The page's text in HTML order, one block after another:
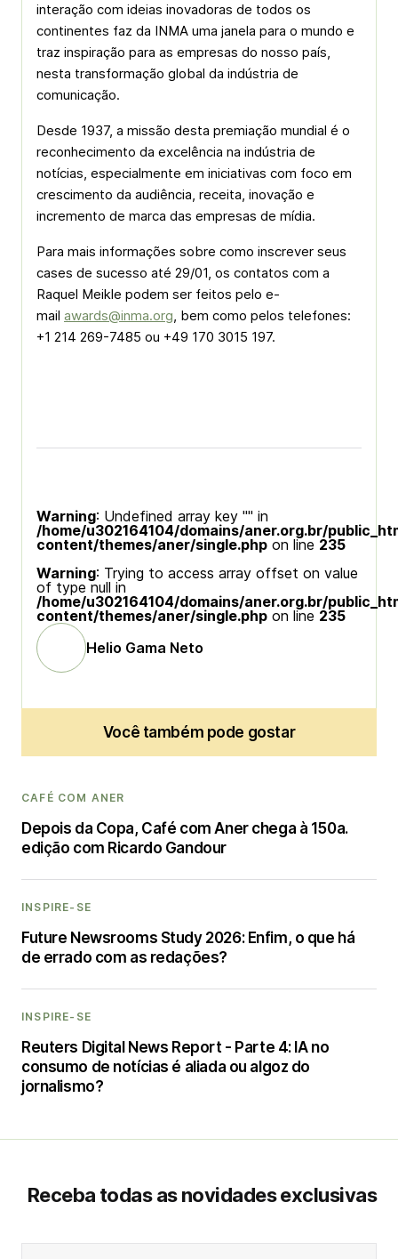
interação com ideias inovadoras de todos os
continentes faz da INMA uma janela para o mundo e
traz inspiração para as empresas do nosso país,
nesta transformação global da indústria de
comunicação.
Desde 1937, a missão desta premiação mundial é o
reconhecimento da excelência na indústria de
notícias, especialmente em iniciativas com foco em
crescimento da audiência, receita, inovação e
incremento de marca das empresas de mídia.
Para mais informações sobre como inscrever seus
cases de sucesso até 29/01, os contatos com a
Raquel Meikle podem ser feitos pelo e-
mail awards@inma.org, bem como pelos telefones:
+1 214 269-7485 ou +49 170 3015 197.
Warning: Undefined array key "" in
/home/u302164104/domains/aner.org.br/
content/themes/aner/single.php on line 235
Warning: Trying to access array offset on value
of type null in
/home/u302164104/domains/aner.org.br/
content/themes/aner/single.php on line 235
Helio Gama Neto
Você também pode gostar
CAFÉ COM ANER
Depois da Copa, Café com Aner chega à 150a.
edição com Ricardo Gandour
INSPIRE-SE
Future Newsrooms Study 2026: Enfim, o que há
de errado com as redações?
INSPIRE-SE
Reuters Digital News Report - Parte 4: IA no
consumo de notícias é aliada ou algoz do
jornalismo?
Receba todas as novidades exclusivas